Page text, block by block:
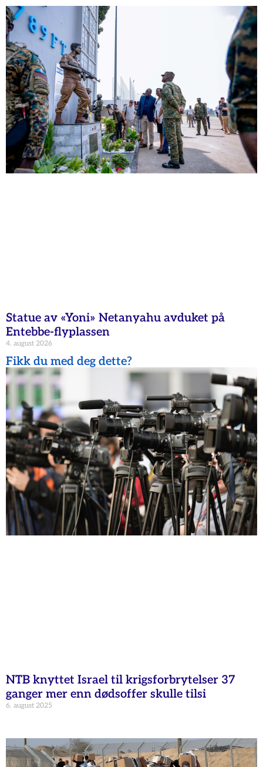
Statue av «Yoni» Netanyahu avduket på
Entebbe-flyplassen
4. august 2026
Fikk du med deg dette?
NTB knyttet Israel til krigsforbrytelser 37
ganger mer enn dødsoffer skulle tilsi
6. august 2025